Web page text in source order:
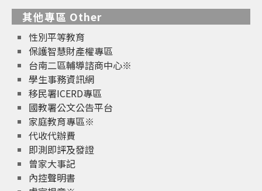
其他專區 Other
性別平等教育
保護智慧財產權專區
台南二區輔導諮商中心※
學生事務資訊網
移民署ICERD專區
國教署公文公告平台
家庭教育專區※
代收代辦費
即測即評及發證
曾家大事記
內控聲明書